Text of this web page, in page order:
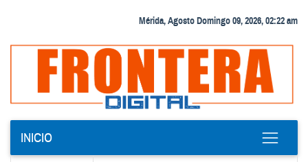
Mérida, Agosto Domingo 09, 2026, 02:22 am
INICIO